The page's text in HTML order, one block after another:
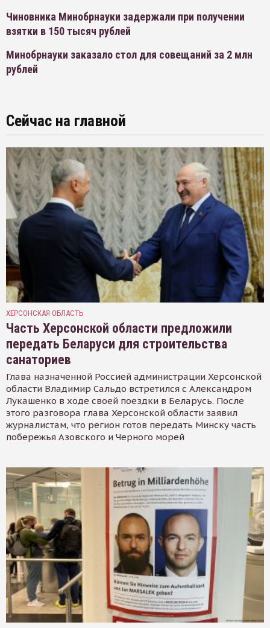
Чиновника Минобрнауки задержали при получении
взятки в 150 тысяч рублей
Минобрнауки заказало стол для совещаний за 2 млн
рублей
Сейчас на главной
ХЕРСОНСКАЯ ОБЛАСТЬ
Часть Херсонской области предложили
передать Беларуси для строительства
санаториев
Глава назначенной Россией администрации Херсонской
области Владимир Сальдо встретился с Александром
Лукашенко в ходе своей поездки в Беларусь. После
этого разговора глава Херсонской области заявил
журналистам, что регион готов передать Минску часть
побережья Азовского и Черного морей